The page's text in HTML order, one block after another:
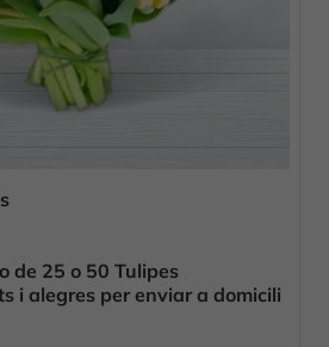
de 25 o 50 Tulipes
i alegres per enviar a domicili